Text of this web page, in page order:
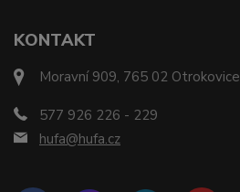
KONTAKT
Moravní 909, 765 02 Otrokovice
577 926 226 - 229
hufa@hufa.cz